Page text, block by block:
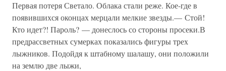
Первая потеря Светало. Облака стали реже. Кое-где в
появившихся оконцах мерцали мелкие звезды.— Стой!
Кто идет?! Пароль? — донеслось со стороны просеки.В
предрассветных сумерках показались фигуры трех
лыжников. Подойдя к штабному шалашу, они положили
на землю две лыжи,